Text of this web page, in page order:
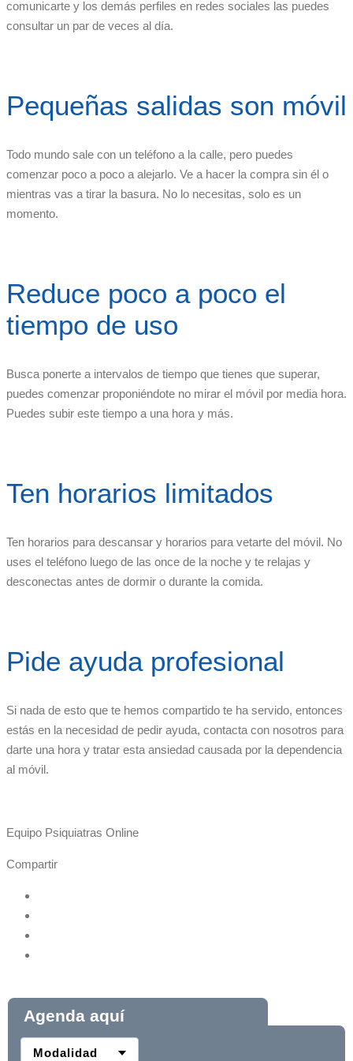
comunicarte y los demás perfiles en redes sociales las puedes
consultar un par de veces al día.
Pequeñas salidas son móvil
Todo mundo sale con un teléfono a la calle, pero puedes
comenzar poco a poco a alejarlo. Ve a hacer la compra sin él o
mientras vas a tirar la basura. No lo necesitas, solo es un
momento.
Reduce poco a poco el
tiempo de uso
Busca ponerte a intervalos de tiempo que tienes que superar,
puedes comenzar proponiéndote no mirar el móvil por media hora.
Puedes subir este tiempo a una hora y más.
Ten horarios limitados
Ten horarios para descansar y horarios para vetarte del móvil. No
uses el teléfono luego de las once de la noche y te relajas y
desconectas antes de dormir o durante la comida.
Pide ayuda profesional
Si nada de esto que te hemos compartido te ha servido, entonces
estás en la necesidad de pedir ayuda, contacta con nosotros para
darte una hora y tratar esta ansiedad causada por la dependencia
al móvil.
Equipo Psiquiatras Online
Compartir
Agenda aquí
Modalidad